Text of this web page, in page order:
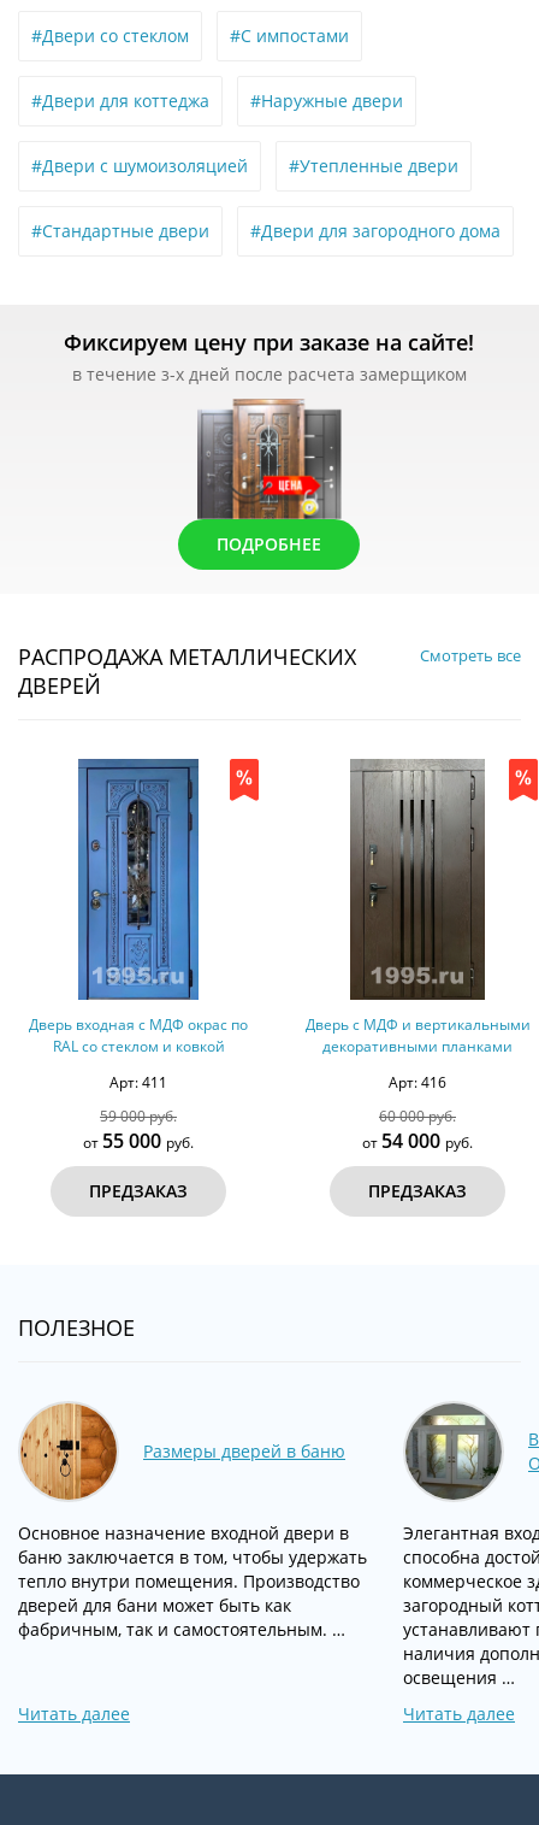
#Двери со стеклом #С импостами
#Двери для коттеджа #Наружные двери
#Двери с шумоизоляцией #Утепленные двери
#Стандартные двери #Двери для загородного дома
Фиксируем цену при заказе на сайте!
в течение з-х дней после расчета замерщиком
ПОДРОБНЕЕ
РАСПРОДАЖА МЕТАЛЛИЧЕСКИХ
ДВЕРЕЙ
Смотреть все
Дверь с МДФ и вертикальными
декоративными планками
Арт: 416
60 000 руб.
от54 000
ПРЕДЗАКАЗ
Полуторная дверь с
фрамугой, терморазрыв
Арт: 542
154 000 руб.
от140 000
ПРЕДЗАКАЗ
ПОЛЕЗНОЕ
Размеры дверей в баню
Основное назначение входной двери в
баню заключается в том, чтобы удержать
тепло внутри помещения. Производство
дверей для бани может быть как
фабричным, так и самостоятельным. …
Читать далее
Элегантная
способна
коммерческое
загородный
устанавливают
наличия
освещения …
Читать далее